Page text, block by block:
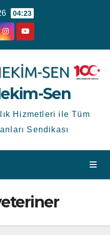
04:23
Sen
Hizmetleri ile Tüm
Sendikası